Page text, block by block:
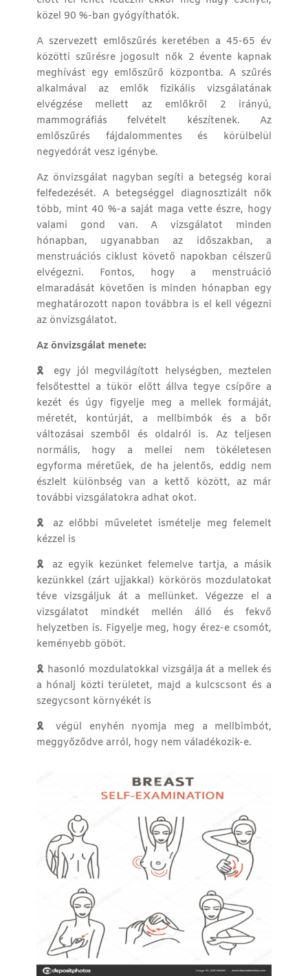
közel 90 %-ban gyógyíthatók.
A szervezett emlőszűrés keretében a 45-65 év
közötti szűrésre jogosult nők 2 évente kapnak
meghívást egy emlőszűrő központba. A szűrés
alkalmával az emlők fizikális vizsgálatának
elvégzése mellett az emlőkről 2 irányú,
mammográfiás felvételt készítenek. Az
emlőszűrés fájdalommentes és körülbelül
negyedórát vesz igénybe.
Az önvizsgálat nagyban segíti a betegség korai
felfedezését. A betegséggel diagnosztizált nők
több, mint 40 %-a saját maga vette észre, hogy
valami gond van. A vizsgálatot minden
hónapban, ugyanabban az időszakban, a
menstruációs ciklust követő napokban célszerű
elvégezni. Fontos, hogy a menstruáció
elmaradását követően is minden hónapban egy
meghatározott napon továbbra is el kell végezni
az önvizsgálatot.
Az önvizsgálat menete:
🎗
egy jól megvilágított helységben, meztelen
felsőtesttel a tükör előtt állva tegye csípőre a
kezét és úgy figyelje meg a mellek formáját,
méretét, kontúrját, a mellbimbók és a bőr
változásai szemből és oldalról is. Az teljesen
normális, hogy a mellei nem tökéletesen
egyforma méretűek, de ha jelentős, eddig nem
észlelt különbség van a kettő között, az már
további vizsgálatokra adhat okot.
🎗
az előbbi műveletet ismételje meg felemelt
kézzel is
🎗
az egyik kezünket felemelve tartja, a másik
kezünkkel (zárt ujjakkal) körkörös mozdulatokat
téve vizsgáljuk át a mellünket. Végezze el a
vizsgálatot mindkét mellén álló és fekvő
helyzetben is. Figyelje meg, hogy érez-e csomót,
keményebb göböt.
🎗 hasonló mozdulatokkal vizsgálja át a mellek és
a hónalj közti területet, majd a kulcscsont és a
szegycsont környékét is
🎗
végül enyhén nyomja meg a mellbimbót,
meggyőződve arról, hogy nem váladékozik-e.